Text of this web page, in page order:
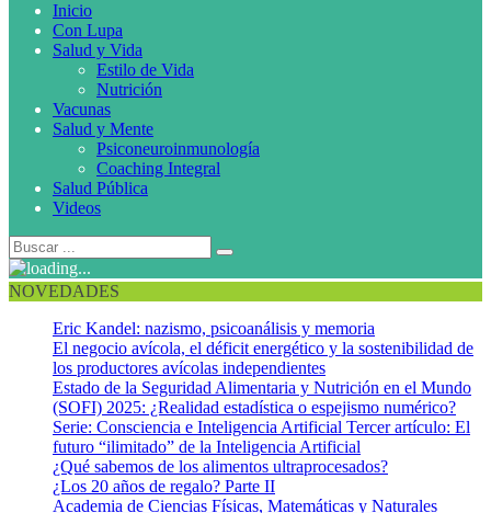
Inicio
Con Lupa
Salud y Vida
Estilo de Vida
Nutrición
Vacunas
Salud y Mente
Psiconeuroinmunología
Coaching Integral
Salud Pública
Videos
NOVEDADES
Eric Kandel: nazismo, psicoanálisis y memoria
El negocio avícola, el déficit energético y la sostenibilidad de
los productores avícolas independientes
Estado de la Seguridad Alimentaria y Nutrición en el Mundo
(SOFI) 2025: ¿Realidad estadística o espejismo numérico?
Serie: Consciencia e Inteligencia Artificial Tercer artículo: El
futuro “ilimitado” de la Inteligencia Artificial
¿Qué sabemos de los alimentos ultraprocesados?
¿Los 20 años de regalo? Parte II
Academia de Ciencias Físicas, Matemáticas y Naturales